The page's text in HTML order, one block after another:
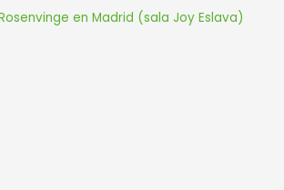
en Madrid (sala Joy Eslava)